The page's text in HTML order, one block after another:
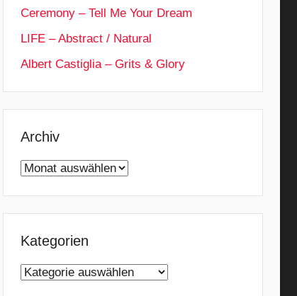
Ceremony – Tell Me Your Dream
LIFE – Abstract / Natural
Albert Castiglia – Grits & Glory
Archiv
Archiv
Kategorien
Kategorien